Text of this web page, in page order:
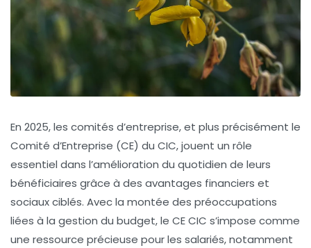
En 2025, les comités d’entreprise, et plus précisément le
Comité d’Entreprise (CE) du CIC, jouent un rôle
essentiel dans l’amélioration du quotidien de leurs
bénéficiaires grâce à des avantages financiers et
sociaux ciblés. Avec la montée des préoccupations
liées à la gestion du budget, le CE CIC s’impose comme
une ressource précieuse pour les salariés, notamment